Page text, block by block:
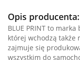
Opis producenta:
BLUE PRINT to marka
której wchodzą także
zajmuje się
wszystkim do